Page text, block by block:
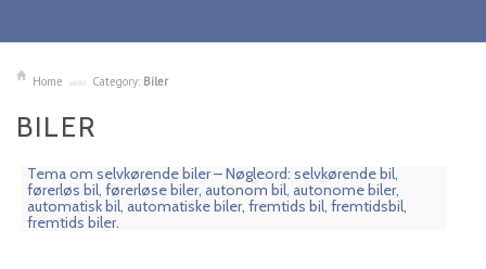
Home Category: Biler
BILER
Tema om selvkørende biler – Nøgleord: selvkørende bil,
førerløs bil, førerløse biler, autonom bil, autonome biler,
automatisk bil, automatiske biler, fremtids bil, fremtidsbil,
fremtids biler.